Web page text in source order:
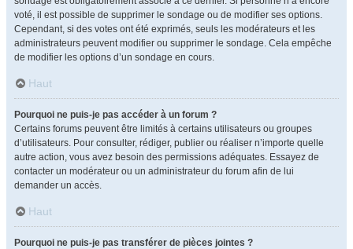
voté, il est possible de supprimer le sondage ou de modifier ses options.
Cependant, si des votes ont été exprimés, seuls les modérateurs et les
administrateurs peuvent modifier ou supprimer le sondage. Cela empêche
de modifier les options d’un sondage en cours.
Haut
Pourquoi ne puis-je pas accéder à un forum ?
Certains forums peuvent être limités à certains utilisateurs ou groupes
d’utilisateurs. Pour consulter, rédiger, publier ou réaliser n’importe quelle
autre action, vous avez besoin des permissions adéquates. Essayez de
contacter un modérateur ou un administrateur du forum afin de lui
demander un accès.
Haut
Pourquoi ne puis-je pas transférer de pièces jointes ?